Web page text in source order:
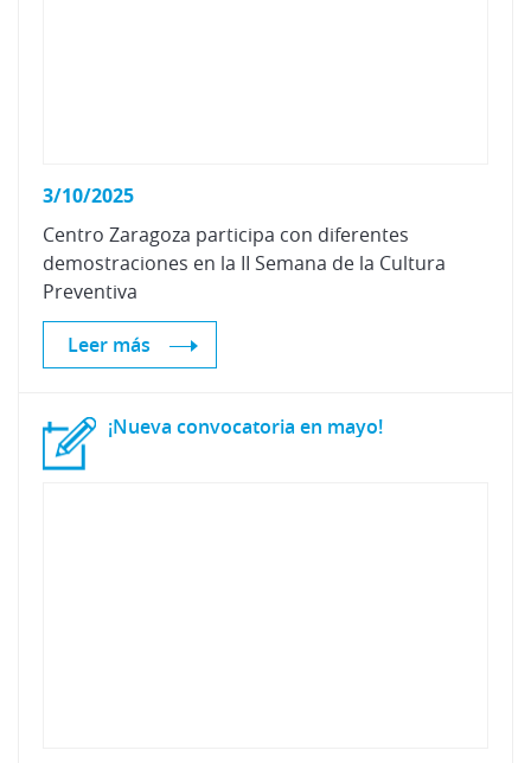
3/10/2025
Centro Zaragoza participa con diferentes
demostraciones en la II Semana de la Cultura
Preventiva
Leer más
¡Nueva convocatoria en mayo!